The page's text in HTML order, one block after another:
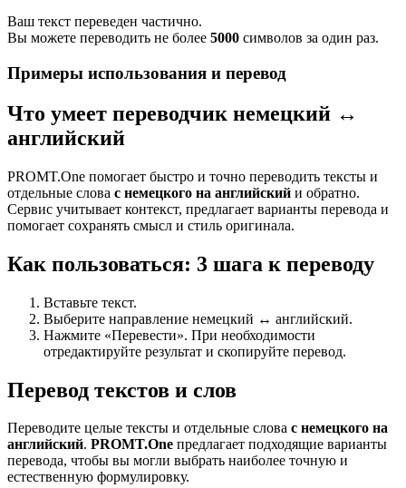
Ваш текст переведен частично.
Вы можете переводить не более 5000 символов за один раз.
Примеры использования и перевод
Что умеет переводчик немецкий ↔
английский
PROMT.One помогает быстро и точно переводить тексты и
отдельные слова с немецкого на английский и обратно.
Сервис учитывает контекст, предлагает варианты перевода и
помогает сохранять смысл и стиль оригинала.
Как пользоваться: 3 шага к переводу
Вставьте текст.
Выберите направление немецкий ↔ английский.
Нажмите «Перевести». При необходимости
отредактируйте результат и скопируйте перевод.
Перевод текстов и слов
Переводите целые тексты и отдельные слова с немецкого на
английский. PROMT.One предлагает подходящие варианты
перевода, чтобы вы могли выбрать наиболее точную и
естественную формулировку.